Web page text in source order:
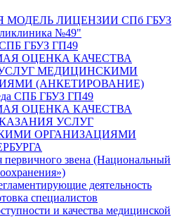
МОДЕЛЬ ЛИЦЕНЗИИ СПб ГБУЗ
№49"
СПБ ГБУЗ ГП49
ОЦЕНКА КАЧЕСТВА
МЕДИЦИНСКИМИ
(АНКЕТИРОВАНИЕ)
СПБ ГБУЗ ГП49
ОЦЕНКА КАЧЕСТВА
УСЛУГ
ОРГАНИЗАЦИЯМИ
первичного звена (Национальный
деятельность
специалистов
и качества медицинской